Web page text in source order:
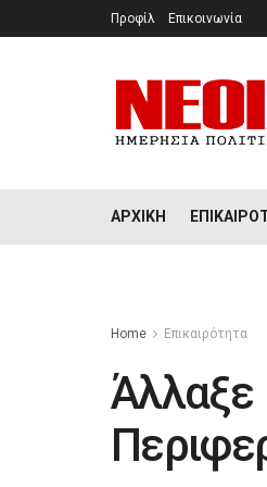
Προφίλ Επικοινωνία
ΑΡΧΙΚΉ
Home Επικαιρότητα
Άλλαξε